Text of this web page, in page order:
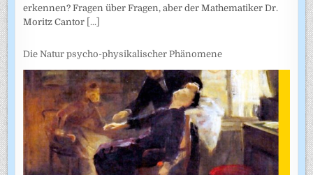
erkennen? Fragen über Fragen, aber der Mathematiker Dr.
Moritz Cantor [...]
Die Natur psycho-physikalischer Phänomene